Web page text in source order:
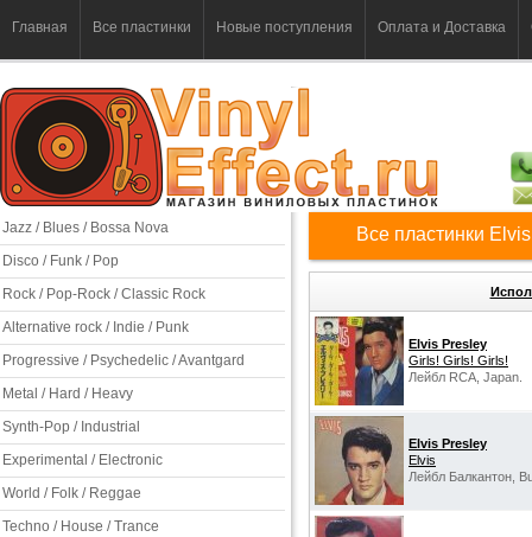
Главная Все пластинки Новые поступления Оплата и Доставка
Jazz / Blues / Bossa Nova
Disco / Funk / Pop
Rock / Pop-Rock / Classic Rock
Alternative rock / Indie / Punk
Progressive / Psychedelic / Avantgard
Metal / Hard / Heavy
Synth-Pop / Industrial
Experimental / Electronic
World / Folk / Reggae
Techno / House / Trance
Все пластинки
Elvis Presley
Girls! Girls! Girls!
Лейбл RCA, Japan.
Elvis Presley
Elvis
Лейбл Балкантон,